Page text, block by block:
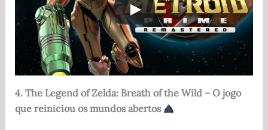
4. The Legend of Zelda: Breath of the Wild – O jogo
que reiniciou os mundos abertos